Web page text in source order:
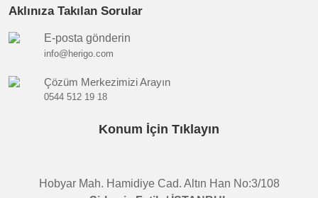
Aklınıza Takılan Sorular
E-posta gönderin
info@herigo.com
Çözüm Merkezimizi Arayın
0544 512 19 18
Konum İçin Tıklayın
Hobyar Mah. Hamidiye Cad. Altın Han No:3/108